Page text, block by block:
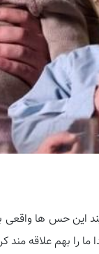
این حس ها
ما را بهم علاقه